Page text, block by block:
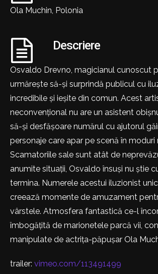
Ola Muchin, Polonia
Descriere
Osvaldo Drevno, magicianul cunoscut
urmărește să-și surprindă publicul cu
incredibile și ieșite din comun. Acest
neconvențional nu are un asistent
să-și desfășoare numărul cu ajutorul
personaje care apar pe scenă în
Scamatoriile sale sunt atât de
anumite situații, Osvaldo însuși nu știe
termina. Numerele acestui iluzionist
creează momente de amuzament
vârstele. Atmosfera fantastică ce-l
îmbogățită de marionetele parcă vii,
manipulate de actrița-păpușar Ola
trailer: vimeo.com/113491499